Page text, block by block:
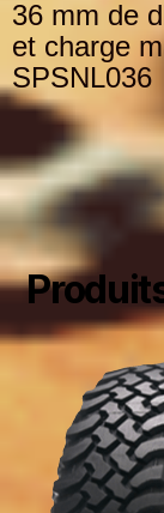
36 mm de
et charge
SPSNL036